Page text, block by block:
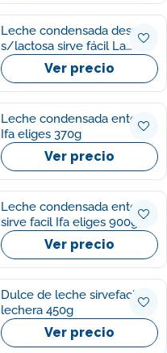
Leche condensada desnata
s/lactosa sirve fácil La
lechera 450gVer precio
Leche condensada entera
Ifa eliges 370g
Ver precio
Leche condensada entera
sirve facil Ifa eliges 900g
Ver precio
Dulce de leche sirvefacil La
lechera 450g
Ver precio